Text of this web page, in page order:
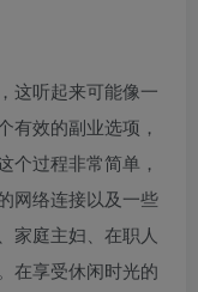
这听起来可能像一
有效的副业选项，
个过程非常简单，
网络连接以及一些
家庭主妇、在职人
在享受休闲时光的